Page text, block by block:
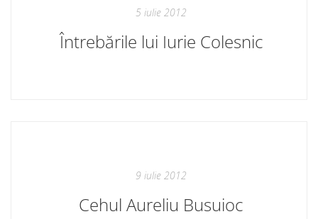
5 iulie 2012
Întrebările lui Iurie Colesnic
9 iulie 2012
Cehul Aureliu Busuioc